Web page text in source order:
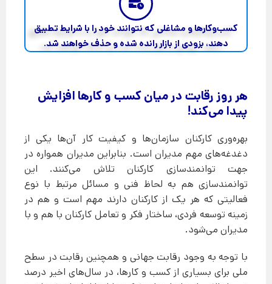
کسب‌وکارها و مشاغلی که نتوانند خود را با شرایط تطبیق
دهند، بزودی از بازار رانده شده و حذف خواهند شد.
هر روز رقابت در میان کسب و کارها افزایش
پیدا می‌کند!
بهره‌وری کارکنان سازمان‌ها و کیفیت کار آن‌ها یکی از
دغدغه‌های مهم مدیران است. بنابراین مدیران همواره در
جهت توانمندسازی کارکنان تلاش می‌کنند. این
توانمندسازی هم به لحاظ فنی و مسائل مرتبط با نوع
فعالیتی که هر یک از کارکنان دارند مهم است و هم در
زمینه توسعه فردی، ساختار فکر و تعامل کارکنان با هم و با
مدیران می‌شود.
با توجه به وجود رقابت جهانی و همچنین رقابت در سطح
ملی برای بسیاری از کسب و کارها، در سال‌های اخیر درصد